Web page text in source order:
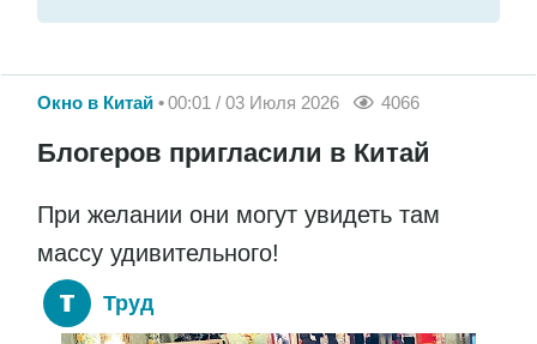
Окно в Китай 00:01 / 03 Июля 2026 4066
Блогеров пригласили в Китай
При желании они могут увидеть там
массу удивительного!
Труд